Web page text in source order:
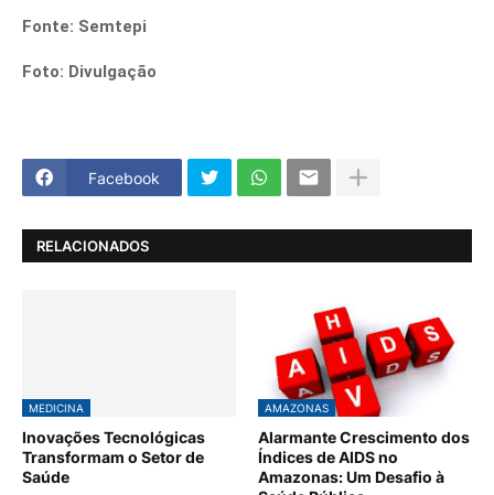
Fonte: Semtepi
Foto: Divulgação
Facebook
RELACIONADOS
MEDICINA
Inovações Tecnológicas
Transformam o Setor de
Saúde
AMAZONAS
Alarmante Crescimento dos
Índices de AIDS no
Amazonas: Um Desafio à